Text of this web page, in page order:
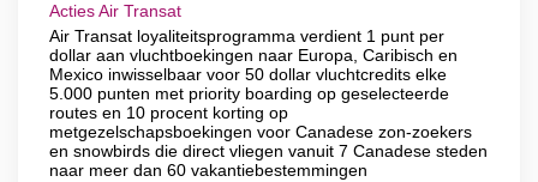
Acties Air Transat
Air Transat loyaliteitsprogramma verdient 1 punt per
dollar aan vluchtboekingen naar Europa, Caribisch en
Mexico inwisselbaar voor 50 dollar vluchtcredits elke
5.000 punten met priority boarding op geselecteerde
routes en 10 procent korting op
metgezelschapsboekingen voor Canadese zon-zoekers
en snowbirds die direct vliegen vanuit 7 Canadese steden
naar meer dan 60 vakantiebestemmingen